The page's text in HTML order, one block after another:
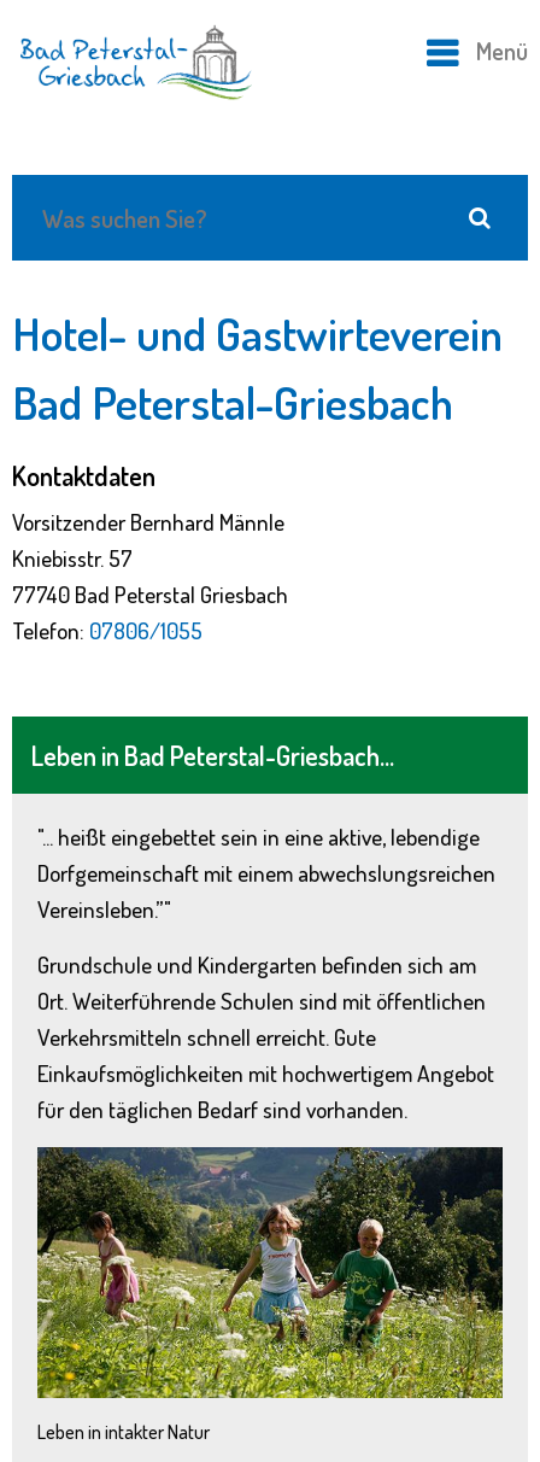
Menü
Leben in Bad Peterstal-Griesbach...
"... heißt eingebettet sein in eine aktive, lebendige
Dorfgemeinschaft mit einem abwechslungsreichen
Vereinsleben.”"
Grundschule und Kindergarten befinden sich am
Ort. Weiterführende Schulen sind mit öffentlichen
Verkehrsmitteln schnell erreicht. Gute
Einkaufsmöglichkeiten mit hochwertigem Angebot
für den täglichen Bedarf sind vorhanden.
Leben in intakter Natur
Hotel- und Gastwirteverein
Bad Peterstal-Griesbach
Kontaktdaten
Vorsitzender Bernhard Männle
Kniebisstr. 57
77740 Bad Peterstal Griesbach
Telefon: 07806/1055